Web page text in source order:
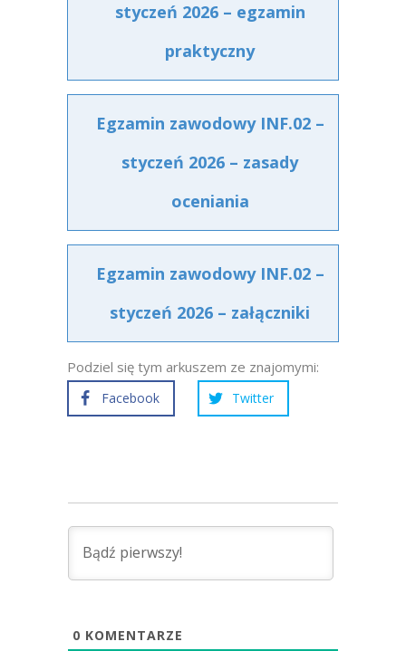
styczeń 2026 – egzamin
praktyczny
Egzamin zawodowy INF.02 –
styczeń 2026 – zasady
oceniania
Egzamin zawodowy INF.02 –
styczeń 2026 – załączniki
Podziel się tym arkuszem ze znajomymi:
Facebook Twitter
0 KOMENTARZE